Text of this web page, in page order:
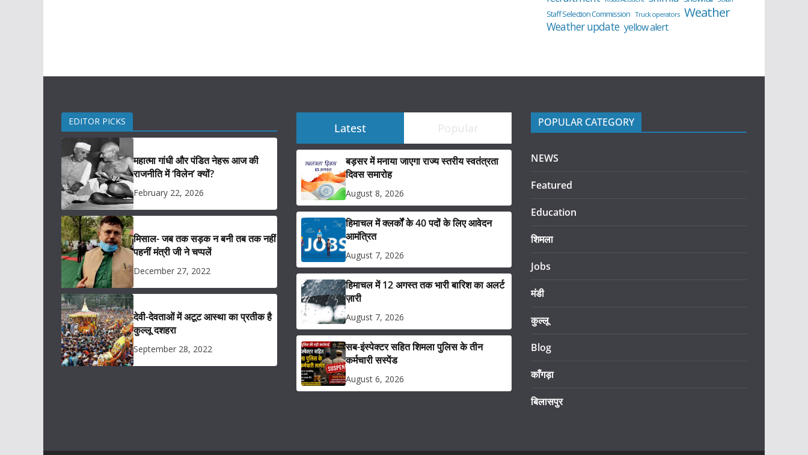
Staff Selection Commission Truck operators Weather
Weather update yellow alert
EDITOR PICKS
महात्मा गांधी और पंडित नेहरू आज की
राजनीति में ‘विलेन’ क्यों?
February 22, 2026
मिसाल- जब तक सड़क न बनी तब तक नहीं
पहनीं मंत्री जी ने चप्पलें
December 27, 2022
देवी-देवताओं में अटूट आस्था का प्रतीक है
कुल्लू दशहरा
September 28, 2022
Latest Popular
बड़सर में मनाया जाएगा राज्य स्तरीय स्वतंत्रता
दिवस समारोह
August 8, 2026
हिमाचल में क्लर्कों के 40 पदों के लिए आवेदन
आमंत्रित
August 7, 2026
हिमाचल में 12 अगस्त तक भारी बारिश का अलर्ट
ज़ारी
August 7, 2026
सब-इंस्पेक्टर सहित शिमला पुलिस के तीन
कर्मचारी सस्पेंड
August 6, 2026
POPULAR CATEGORY
NEWS
Featured
Education
शिमला
Jobs
मंडी
कुल्लू
Blog
काँगड़ा
बिलासपुर